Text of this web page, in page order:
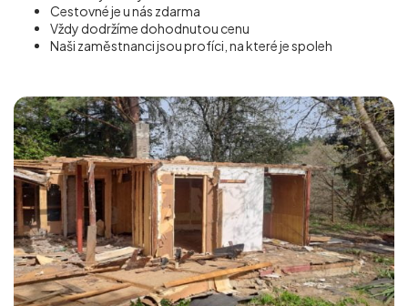
Cestovné je u nás zdarma
Vždy dodržíme dohodnutou cenu
Naši zaměstnanci jsou profíci, na které je spoleh